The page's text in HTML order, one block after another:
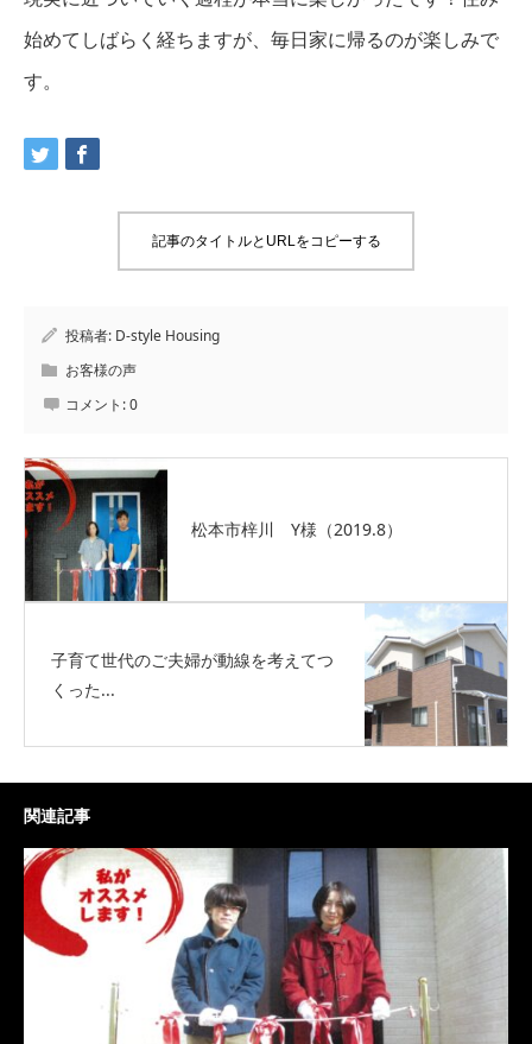
始めてしばらく経ちますが、毎日家に帰るのが楽しみで
す。
記事のタイトルとURLをコピーする
投稿者: D-style Housing
お客様の声
コメント:0
松本市梓川 Y様（2019.8）
子育て世代のご夫婦が動線を考えてつ
くった...
関連記事